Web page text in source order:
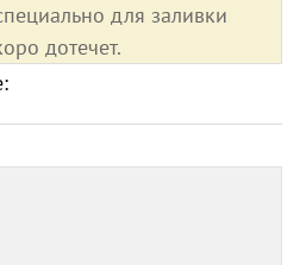
для заливки
дотечет.